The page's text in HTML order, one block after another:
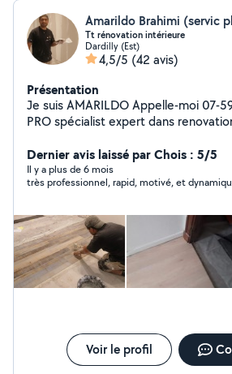
Tt rénovation intérieure
Dardilly (Est)
4,5/5 (42 avis)
Présentation
Je suis AMARILDO Appelle-moi 07-59-60-05-70 100%
PRO spécialist expert dans
rapide, sérieux, plus de 17 ans dans métier, Je vous offre
mes services rénovation intérieur, peinture, deco,
texture, papier peint, examine toutes les supports
fissures, placo plâtre ,mure, cloison, faux plafond, bande
de joint, isolation thermique, acoustique Iso phonique,
raticage, ponçage, rebouchage,
boiserie, cadre, porte, fenêtre, parquet, carrelage,
fayance, ragréage, chape, RDV SUR PLACE GRATUIT
RAISONNABLE, examination, GRATUIT,déplacement
GRATUIT, et devis GRATUIT, pour tt type de service j'ai
une équipe qui peut être à votre
Dernier avis laissé par Chois : 5/5
Il y a plus de 6 mois
très professionnel, rapid, motivé, et
Voir le profil